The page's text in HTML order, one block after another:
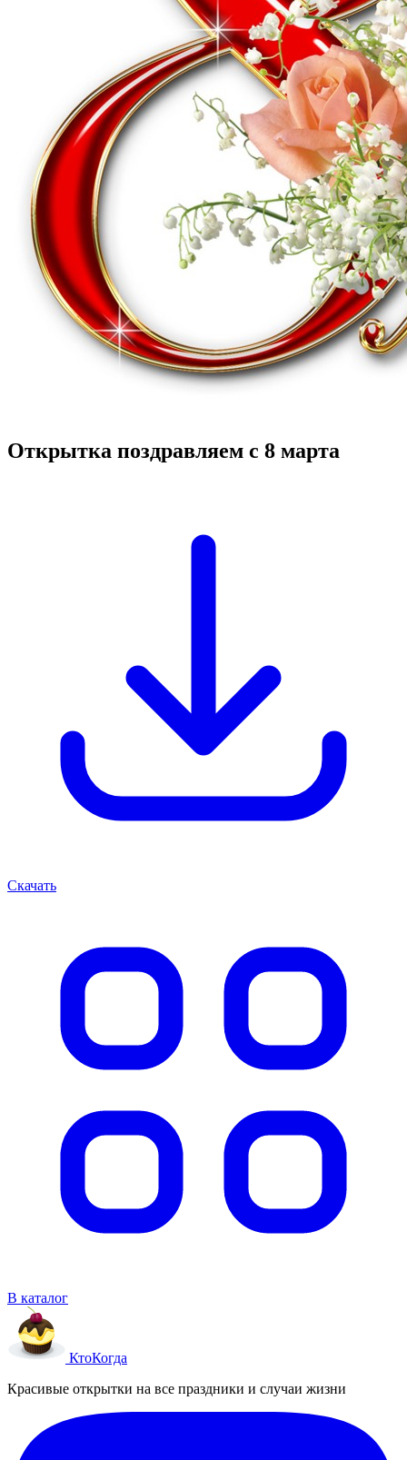
Открытка поздравляем с 8 марта
Скачать
В каталог
КтоКогда
Красивые открытки на все праздники и случаи жизни